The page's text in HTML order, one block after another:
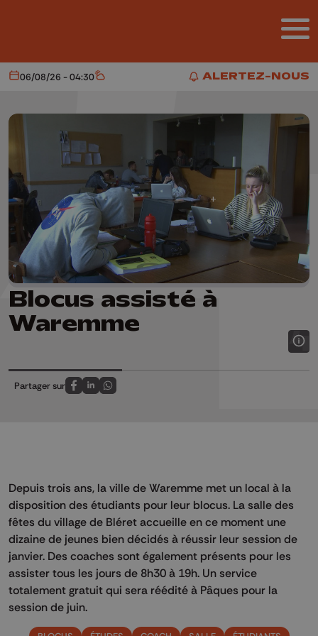
ALERTEZ-NOUS
ALERTEZ-NOUS
Aujourd'hui
06/08/26 - 04:30 Météo
Blocus assisté à
Waremme
Partager sur
Partagez sur FaceBook
Partagez sur LinkedIn
Partagez sur Whatsapp
Depuis trois ans, la ville de Waremme met un local à la
disposition des étudiants pour leur blocus. La salle des
fêtes du village de Bléret accueille en ce moment une
dizaine de jeunes bien décidés à réussir leur session de
janvier. Des coaches sont également présents pour les
assister tous les jours de 8h30 à 19h. Un service
totalement gratuit qui sera réédité à Pâques pour la
session de juin.